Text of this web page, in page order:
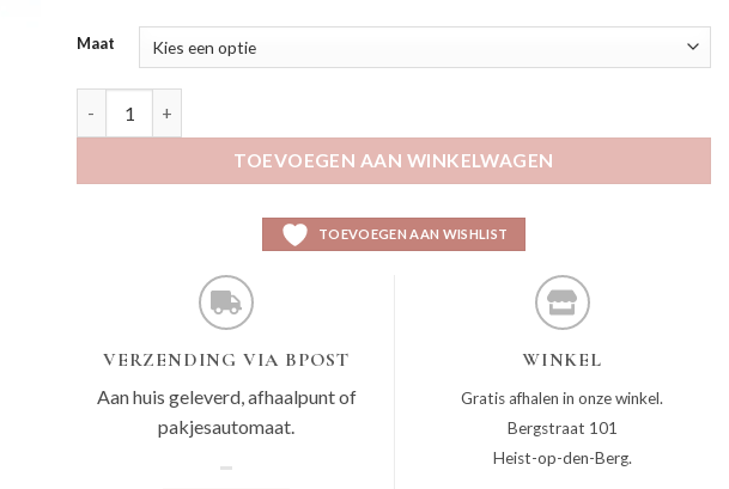
Maat
TOEVOEGEN AAN WINKELWAGEN
TOEVOEGEN AAN WISHLIST
VERZENDING VIA BPOST
Aan huis geleverd, afhaalpunt of
pakjesautomaat.
WINKEL
Gratis afhalen in onze winkel.
Bergstraat 101
Heist-op-den-Berg.